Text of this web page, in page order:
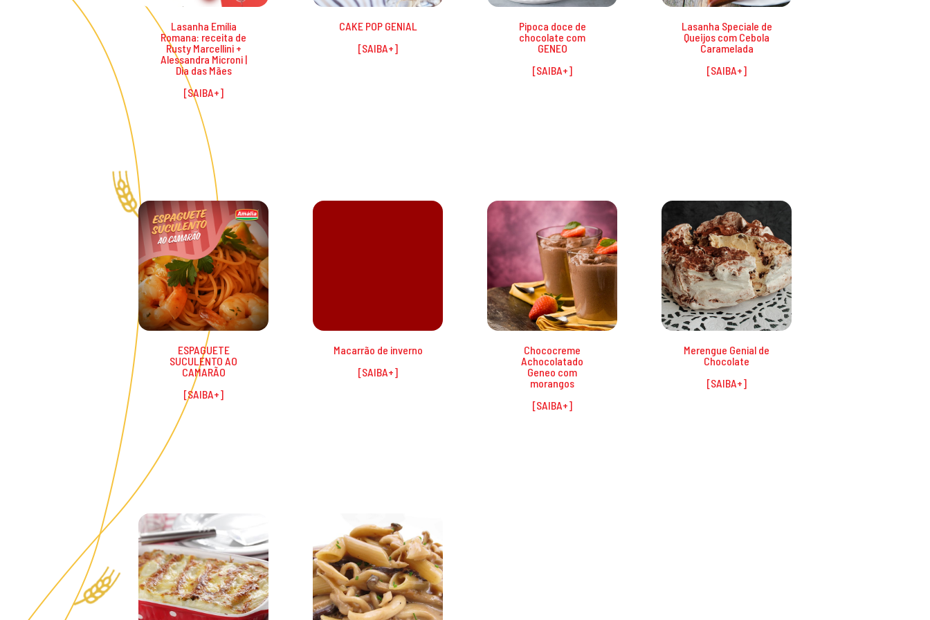
Lasanha Emília
Romana: receita de
Rusty Marcellini +
Alessandra Microni |
Dia das Mães
CAKE POP GENIAL
Pipoca doce de
chocolate com
GENEO
Lasanha Speciale de
Queijos com Cebola
Caramelada
ESPAGUETE
SUCULENTO AO
CAMARÃO
Macarrão de inverno
Chococreme
Achocolatado
Geneo com
morangos
Merengue Genial de
Chocolate